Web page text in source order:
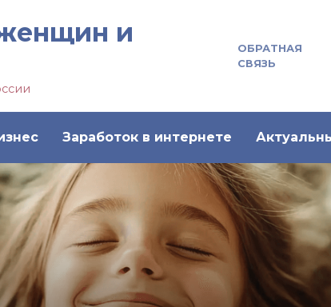
и
ОБРАТНАЯ
СВЯЗЬ
Заработок в интернете